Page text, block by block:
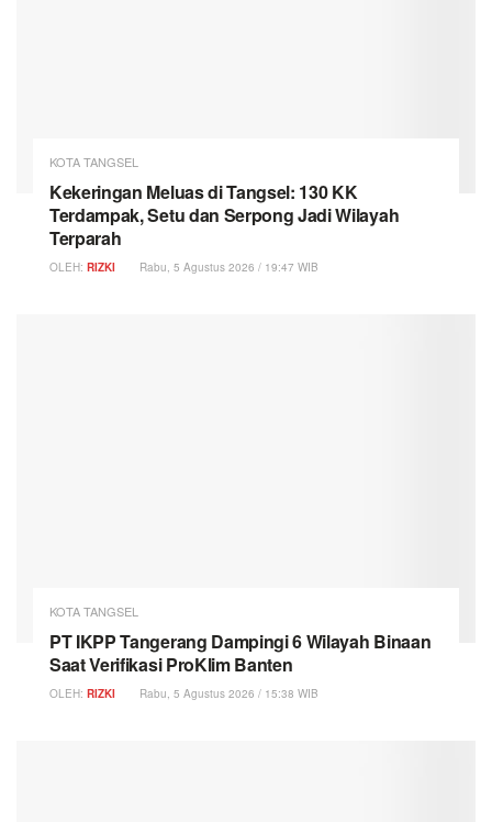
KOTA TANGSEL
Kekeringan Meluas di Tangsel: 130 KK
Terdampak, Setu dan Serpong Jadi Wilayah
Terparah
OLEH: RIZKI Rabu, 5 Agustus 2026 / 19:47 WIB
KOTA TANGSEL
PT IKPP Tangerang Dampingi 6 Wilayah Binaan
Saat Verifikasi ProKlim Banten
OLEH: RIZKI Rabu, 5 Agustus 2026 / 15:38 WIB